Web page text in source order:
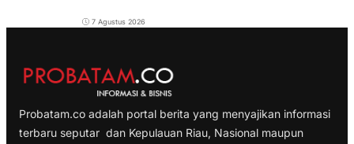
7 Agustus 2026
Probatam.co adalah portal berita yang menyajikan informasi
terbaru seputar dan Kepulauan Riau, Nasional maupun